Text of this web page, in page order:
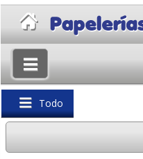
Todo
Volver